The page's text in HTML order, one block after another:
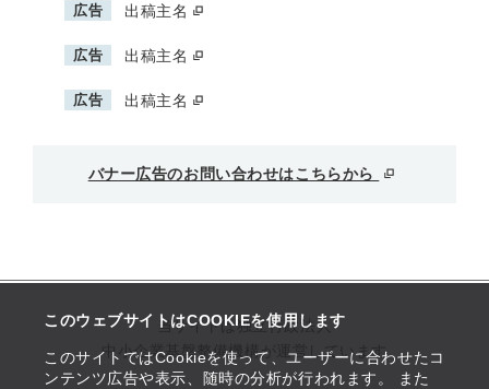
このウェブサイトはCOOKIEを使用します
このサイトではCookieを使って、ユーザーに合わせたコ
ンテンツ広告や表示、随時の分析が行われます。 また
広告 出稿主名
広告 出稿主名
広告 出稿主名
バナー広告のお問い合わせはこちらから
当サイトは独立行政法人
中小企業基盤整備機構が運営しています